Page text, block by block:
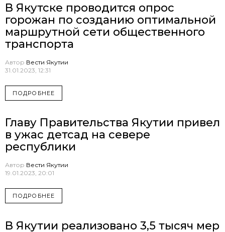
В Якутске проводится опрос
горожан по созданию оптимальной
маршрутной сети общественного
транспорта
Автор Вести Якутии
31.01.2023, 12:31
ПОДРОБНЕЕ
Главу Правительства Якутии привел
в ужас детсад на севере
республики
Автор Вести Якутии
19.01.2023, 20:01
ПОДРОБНЕЕ
В Якутии реализовано 3,5 тысяч мер